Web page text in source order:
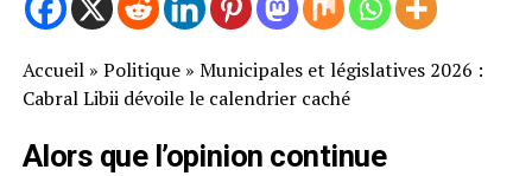
Accueil» Politique» Municipales et législatives 2026 :
Cabral Libii dévoile le calendrier caché
Alors que l’opinion continue